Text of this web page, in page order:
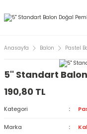
Anasayfa Balon Pastel
5'' Standart
190,80 TL
Kategori
Marka